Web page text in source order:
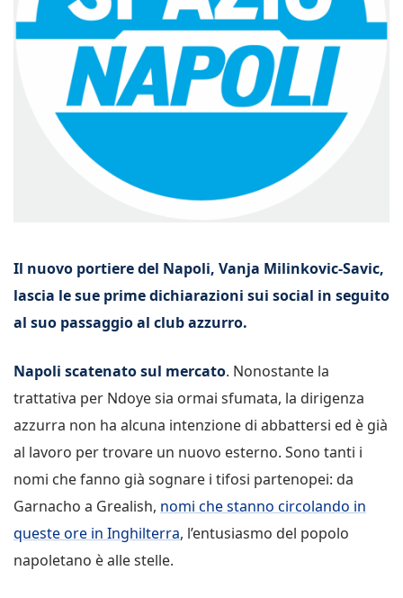
Il nuovo portiere del Napoli, Vanja Milinkovic-Savic,
lascia le sue prime dichiarazioni sui social in seguito
al suo passaggio al club azzurro.
Napoli scatenato sul mercato. Nonostante la
trattativa per Ndoye sia ormai sfumata, la dirigenza
azzurra non ha alcuna intenzione di abbattersi ed è già
al lavoro per trovare un nuovo esterno. Sono tanti i
nomi che fanno già sognare i tifosi partenopei: da
Garnacho a Grealish, nomi che stanno circolando in
queste ore in Inghilterra, l’entusiasmo del popolo
napoletano è alle stelle.